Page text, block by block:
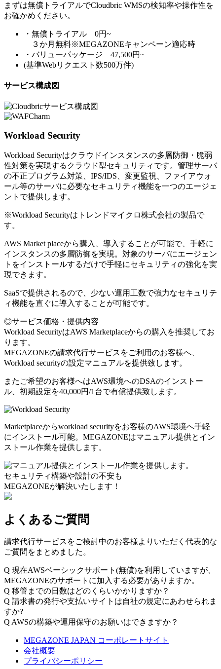
まずは無償トライアルでCloudbric WMSの検知率や操作性を
お確かめください。
・無償トライアル 0円~
３か月無料※MEGAZONEキャンペーン適応時
・バリューパッケージ 47,500円~
(基準Webリクエスト数500万件)
サービス構成図
Workload Security
Workload Securityはクラウドインスタンスの多層防御・脆弱
性対策を実現するクラウド型セキュリティです。管理サーバ
の不正プログラム対策、IPS/IDS、変更監視、ファイアウォ
ール等のサーバに必要なセキュリティ機能を一つのエージェ
ントで提供します。
※Workload Securityはトレンドマイクロ株式会社の製品で
す。
AWS Market placeから購入、導入することが可能で、手軽に
インスタンスの多層防御を実現。対象のサーバにエージェン
トをインストールするだけで手軽にセキュリティの強化を実
現できます。
SaaSで提供されるので、少ない運用工数で強力なセキュリテ
ィ機能を直ぐに導入することが可能です。
◎サービス価格・提供内容
Workload SecurityはAWS Marketplaceからの購入を推奨してお
ります。
MEGAZONEの請求代行サービスをご利用のお客様へ、
Workload securityの設定マニュアルを提供致します。
またご希望のお客様へはAWS環境へのDSAのインストー
ル、初期設定を40,000円/1台で有償提供致します。
Marketplaceからworkload securityをお客様のAWS環境へ手軽
にインストール可能。MEGAZONEはマニュアル提供とイン
ストール作業を提供します。
セキュリティ構築や設計の不安も
MEGAZONEが解決いたします！
よくあるご質問
請求代行サービスをご検討中のお客様よりいただく代表的な
ご質問をまとめました。
Q 現在AWSベーシックサポート(無償)を利用していますが、
MEGAZONEのサポートに加入する必要がありますか。
Q 移管までの日数はどのくらいかかりますか？
Q 請求書の発行や支払いサイトは自社の規定にあわせられま
すか?
Q AWSの構築や運用保守のお願いはできますか？
MEGAZONE JAPAN コーポレートサイト
会社概要
プライバシーポリシー